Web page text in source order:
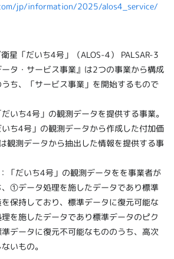
jp/information/2025/alos4_service/
星「だいち4号」（ALOS-4） PALSAR-3
タ・サービス事業』は2つの事業から構成
ち、「サービス事業」を開始するもので
いち4号」の観測データを提供する事業。
いち4号」の観測データから作成した付加価
観測データから抽出した情報を提供する事
「だいち4号」の観測データをを事業者が
①データ処理を施したデータであり標準
保持しており、標準データに復元可能な
を施したデータであり標準データのピク
データに復元不可能なもののうち、高次
いもの。